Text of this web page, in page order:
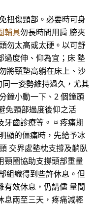
扭傷頸部。必要時可身
輔具勿長時間用肩 膀夾
勿太高或太硬。以可舒
過度伸、仰為宜；床 墊
將頸墊高躺在床上、沙
一姿勢維持過久，尤其
鐘小動一下、2 個鐘頭
免頸部過度後仰之活
牙齒診療等。 ¤ 疼痛期
顯的僵痛時，先給予冰
交界處墊枕支撐及躺臥
頸圈協助支撐頭部重量
組織得到些許休息。但
有效休息，仍請儘 量間
息兩至三天，疼痛減輕